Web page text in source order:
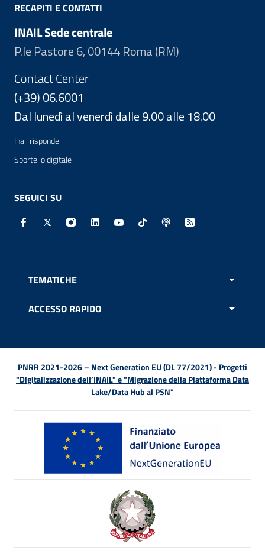
RECAPITI E CONTATTI
INAIL Sede centrale
P.le Pastore 6, 00144 Roma (RM)
Contact Center
(+39) 06.6001
Dal lunedì al venerdì dalle 9.00 alle 18.00
Inail risponde
Sportello digitale
SEGUICI SU
Facebook - Sito esterno - Apertura in nuova finestra
X - Sito esterno - Apertura in nuova finestra
Instagram - Sito esterno - Apertura in
Linkedin - Sito esterno - Apertura in
Youtube - Sito esterno -
TikTok - Sito esterno -
Spreaker - Sito
Feed RSS -
TEMATICHE
ACCESSO RAPIDO
PNRR 2021-2026 – Next Generation EU (DL 77/2021) - Progetti
"Digitalizzazione dell’INAIL" e "Migrazione della Piattaforma Data
Lake/Data Hub al PSN"